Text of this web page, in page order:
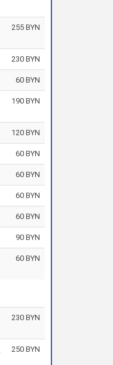
255 BYN
230 BYN
60 BYN
190 BYN
120 BYN
60 BYN
60 BYN
60 BYN
60 BYN
90 BYN
60 BYN
230 BYN
250 BYN